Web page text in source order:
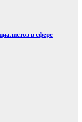
в сфере